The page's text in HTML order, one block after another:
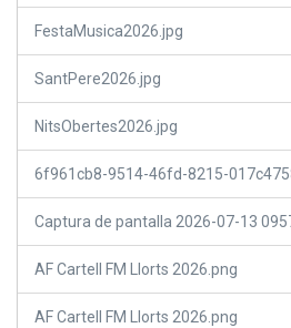
FestaMusica2026.jpg
SantPere2026.jpg
NitsObertes2026.jpg
6f961cb8-9514-46fd-8215-
Captura de pantalla 2026-07-13
AF Cartell FM Llorts 2026.png
AF Cartell FM Llorts 2026.png